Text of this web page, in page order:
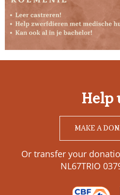
Help
MAKE A
Or transfer your
NL67TRIO